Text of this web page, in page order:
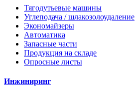
Тягодутьевые машины
Углеподача / шлакозолоудаление
Экономайзеры
Автоматика
Запасные части
Продукция на складе
Опросные листы
Инжиниринг